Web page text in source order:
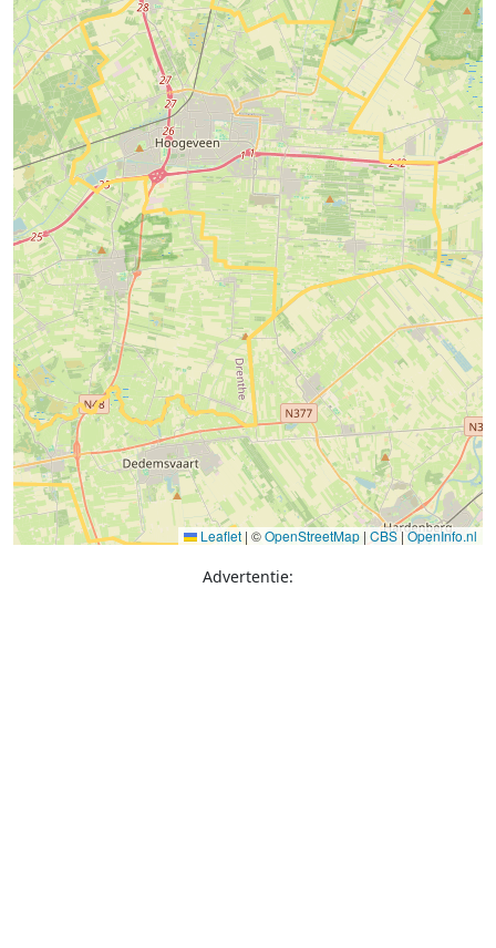
Leaflet | ©OpenStreetMap | CBS|OpenInfo.nl
Advertentie: